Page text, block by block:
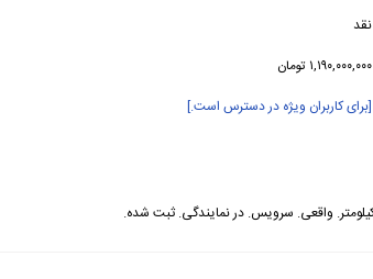
نقد
۱,۱۹۰,۰۰۰,۰۰۰ تومان
[برای کاربران ویژه در دسترس است.]